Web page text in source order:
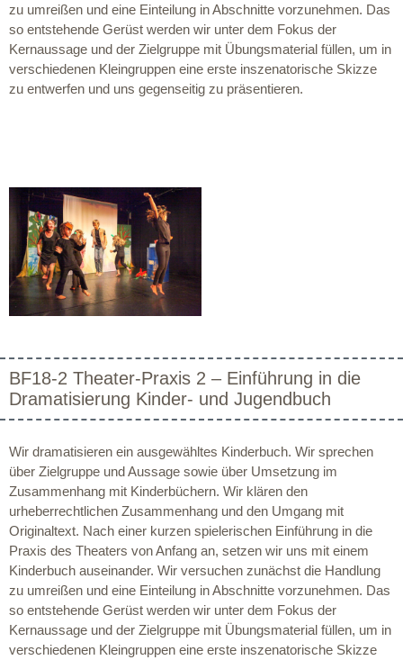
zu umreißen und eine Einteilung in Abschnitte vorzunehmen. Das
so entstehende Gerüst werden wir unter dem Fokus der
Kernaussage und der Zielgruppe mit Übungsmaterial füllen, um in
verschiedenen Kleingruppen eine erste inszenatorische Skizze
zu entwerfen und uns gegenseitig zu präsentieren.
BF18-2 Theater-Praxis 2 – Einführung in die
Dramatisierung Kinder- und Jugendbuch
Wir dramatisieren ein ausgewähltes Kinderbuch. Wir sprechen
über Zielgruppe und Aussage sowie über Umsetzung im
Zusammenhang mit Kinderbüchern. Wir klären den
urheberrechtlichen Zusammenhang und den Umgang mit
Originaltext. Nach einer kurzen spielerischen Einführung in die
Praxis des Theaters von Anfang an, setzen wir uns mit einem
Kinderbuch auseinander. Wir versuchen zunächst die Handlung
zu umreißen und eine Einteilung in Abschnitte vorzunehmen. Das
so entstehende Gerüst werden wir unter dem Fokus der
Kernaussage und der Zielgruppe mit Übungsmaterial füllen, um in
verschiedenen Kleingruppen eine erste inszenatorische Skizze